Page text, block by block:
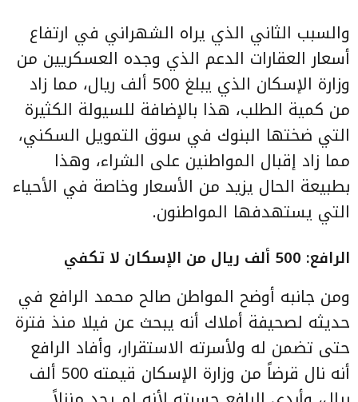
والسبب الثاني الذي يراه الشهراني في ارتفاع
أسعار العقارات الدعم الذي وجده العسكريين من
وزارة الإسكان الذي يبلغ 500 ألف ريال، مما زاد
من كمية الطلب، هذا بالإضافة للسيولة الكثيرة
التي ضختها البنوك في سوق التمويل السكني،
مما زاد إقبال المواطنين على الشراء، وهذا
بطبيعة الحال يزيد من الأسعار وخاصة في الأحياء
التي يستهدفها المواطنون.
الرافع: 500 ألف ريال من الإسكان لا تكفي
ومن جانبه أوضح المواطن صالح محمد الرافع في
حديثه لصحيفة أملاك أنه يبحث عن فيلا منذ فترة
حتى تضمن له ولأسرته الاستقرار، وأفاد الرافع
أنه نال قرضاً من وزارة الإسكان قيمته 500 ألف